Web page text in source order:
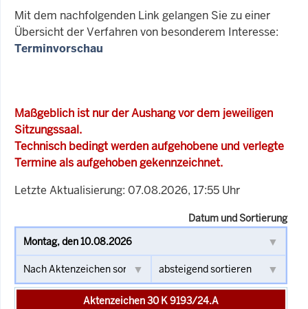
Mit dem nachfolgenden Link gelangen Sie zu einer
Übersicht der Verfahren von besonderem Interesse:
Terminvorschau
Maßgeblich ist nur der Aushang vor dem jeweiligen
Sitzungssaal.
Technisch bedingt werden aufgehobene und verlegte
Termine als aufgehoben gekennzeichnet.
Letzte Aktualisierung: 07.08.2026, 17:55 Uhr
Datum und Sortierung
Aktenzeichen 30 K 9193/24.A